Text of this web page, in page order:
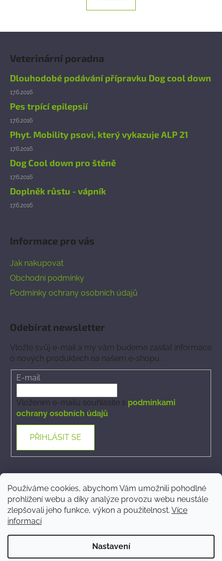
Používáme cookies, abychom Vám umožnili pohodlné
prohlížení webu a díky analýze provozu webu neustále
zlepšovali jeho funkce, výkon a použitelnost. Více
informací
Nastavení
Veterinární poradna
Dlouhodobé podávání přípravku Dog cool down
17.6.2016
Pes trpící epilepsií
17.6.2016
Phyt. Mobility psovi, který vykazuje ALP 21
17.6.2016
Dog Cool down pro štěně
17.6.2016
Doplněk růstu - vápník
17.6.2016
Informace pro vás
Jak nakupovat
Obchodní podmínky
Podmínky ochrany osobních údajů
Odebírat newsletter
Vložte svůj e-mail a my vám budeme zasílat informace
o nových produktech na našem e-shopu.
E-mail
Vložením e-mailu souhlasíte s podmínkami
ochrany osobních údajů
PŘIHLÁSIT SE
Kontakt
ecommerce@phytovet.cz